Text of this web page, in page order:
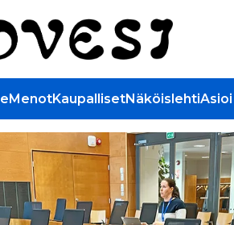
MenotKaupallisetNäköislehti